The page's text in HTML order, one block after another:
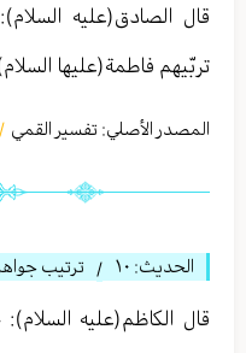
قال الصادق(عليه
تربّيهم فاطمة(عليها
المصدر الأصلي: تفسير القمي /
الحديث: ١٠ / ترتيب
قال الكاظم(عليه